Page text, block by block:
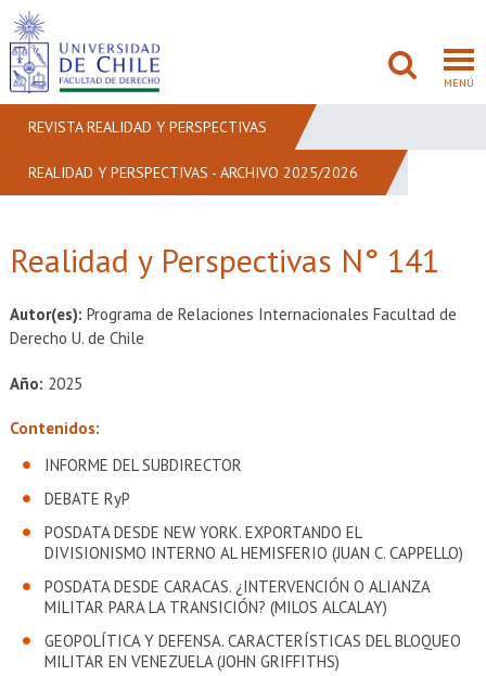
MENÚ
Académicos Estudiantes
Egresados Funcionarios
REVISTA REALIDAD Y PERSPECTIVAS
REALIDAD Y PERSPECTIVAS - ARCHIVO 2025/2026
Realidad y Perspectivas N° 141
Autor(es): Programa de Relaciones Internacionales Facultad de
Derecho U. de Chile
Año: 2025
Contenidos:
INFORME DEL SUBDIRECTOR
DEBATE RyP
POSDATA DESDE NEW YORK. EXPORTANDO EL
DIVISIONISMO INTERNO AL HEMISFERIO (JUAN C. CAPPELLO)
POSDATA DESDE CARACAS. ¿INTERVENCIÓN O ALIANZA
MILITAR PARA LA TRANSICIÓN? (MILOS ALCALAY)
GEOPOLÍTICA Y DEFENSA. CARACTERÍSTICAS DEL BLOQUEO
MILITAR EN VENEZUELA (JOHN GRIFFITHS)